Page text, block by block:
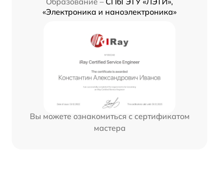
«Электроника и наноэлектроника»
Вы можете ознакомиться с сертификатом
мастера